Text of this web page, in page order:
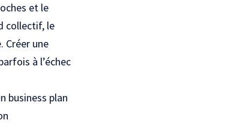
et le
collectif, le
Créer une
à l’échec
business plan